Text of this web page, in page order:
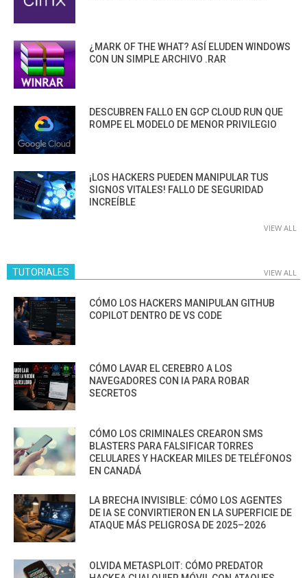
¿MARK OF THE WHAT? ASÍ ELUDEN WINDOWS
CON UN SIMPLE ARCHIVO .RAR
DESCUBREN FALLO EN GCP CLOUD RUN QUE
ROMPE EL MODELO DE MENOR PRIVILEGIO
¡LOS HACKERS PUEDEN MANIPULAR TUS
SIGNOS VITALES! FALLO DE SEGURIDAD
INCREÍBLE
VIEW ALL
TUTORIALES VIEW ALL
CÓMO LOS HACKERS MANIPULAN GITHUB
COPILOT DENTRO DE VS CODE
CÓMO LAVAR EL CEREBRO A LOS
NAVEGADORES CON IA PARA ROBAR
SECRETOS
CÓMO LOS CRIMINALES CREARON SMS
BLASTERS PARA FALSIFICAR TORRES
CELULARES Y HACKEAR MILES DE TELÉFONOS
EN CANADÁ
LA BRECHA INVISIBLE: CÓMO LOS AGENTES
DE IA SE CONVIRTIERON EN LA SUPERFICIE DE
ATAQUE MÁS PELIGROSA DE 2025–2026
OLVIDA METASPLOIT: CÓMO PREDATOR